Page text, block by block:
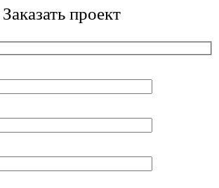
Заказать проект